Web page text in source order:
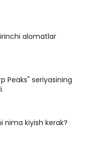
alomatlar
Peaks" seriyasining
nima kiyish kerak?